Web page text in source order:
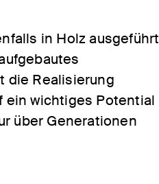
in Holz ausgeführt
die Realisierung
ein wichtiges Potential
über Generationen